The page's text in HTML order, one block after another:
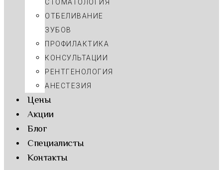
СТОМАТОЛОГИЯ
ОТБЕЛИВАНИЕ
ЗУБОВ
ПРОФИЛАКТИКА
КОНСУЛЬТАЦИИ
РЕНТГЕНОЛОГИЯ
АНЕСТЕЗИЯ
Цены
Акции
Блог
Cпециалисты
Контакты